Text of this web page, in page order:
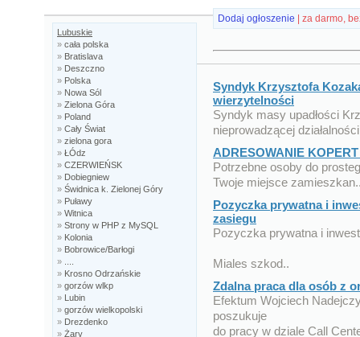
Lubuskie
» cała polska
» Bratislava
» Deszczno
» Polska
» Nowa Sól
» Zielona Góra
» Poland
» Cały Świat
» zielona gora
» ŁÓdz
» CZERWIEŃSK
» Dobiegniew
» Świdnica k. Zielonej Góry
» Puławy
» Witnica
» Strony w PHP z MySQL
» Kolonia
» Bobrowice/Barłogi
»
» Krosno Odrzańskie
» gorzów wlkp
» Lubin
» gorzów wielkopolski
» Drezdenko
» Żary
Dodaj ogłoszenie | za darmo,
Syndyk Krzysztofa
wierzytelności
Syndyk masy upadłości
nieprowadzącej
ADRESOWANIE
Potrzebne osoby do
Twoje miejsce
Pozyczka prywatna i
zasiegu
Pozyczka prywatna i
Miales szkod..
Zdalna praca dla osób z
Efektum Wojciech
poszukuje
do pracy w dziale Call